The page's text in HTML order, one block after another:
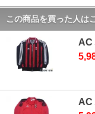
この商品を買った人は
AC
AC